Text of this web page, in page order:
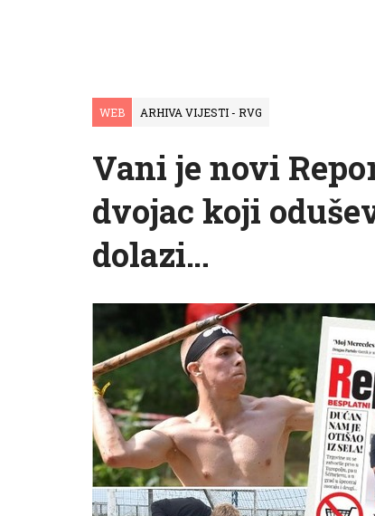
WEB ARHIVA VIJESTI - RVG
Vani je novi
dvojac koji
dolazi…